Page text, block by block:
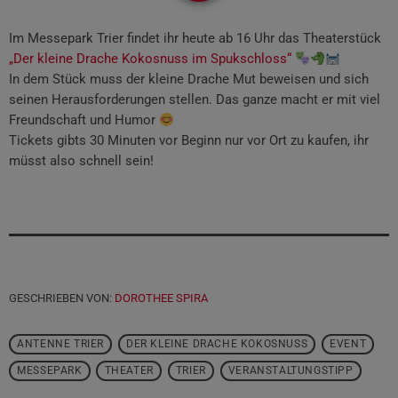
Im Messepark Trier findet ihr heute ab 16 Uhr das Theaterstück
„Der kleine Drache Kokosnuss im Spukschloss“
In dem Stück muss der kleine Drache Mut beweisen und sich
seinen Herausforderungen stellen. Das ganze macht er mit viel
Freundschaft und Humor
Tickets gibts 30 Minuten vor Beginn nur vor Ort zu kaufen, ihr
müsst also schnell sein!
GESCHRIEBEN VON: DOROTHEE SPIRA
ANTENNE TRIER DER KLEINE DRACHE KOKOSNUSS EVENT
MESSEPARK THEATER TRIER VERANSTALTUNGSTIPP